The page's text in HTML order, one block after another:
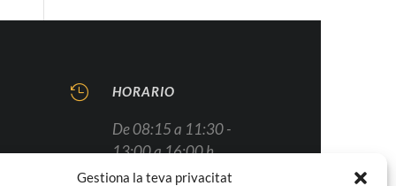
Gestiona la teva privacitat
 HORARIO
De 08:15 a 11:30 -
13:00 a 16:00 h
Martes y miércoles